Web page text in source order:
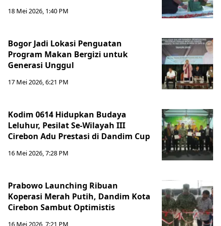
18 Mei 2026, 1:40 PM
Bogor Jadi Lokasi Penguatan
Program Makan Bergizi untuk
Generasi Unggul
17 Mei 2026, 6:21 PM
Kodim 0614 Hidupkan Budaya
Leluhur, Pesilat Se-Wilayah III
Cirebon Adu Prestasi di Dandim Cup
16 Mei 2026, 7:28 PM
Prabowo Launching Ribuan
Koperasi Merah Putih, Dandim Kota
Cirebon Sambut Optimistis
16 Mei 2026, 7:21 PM